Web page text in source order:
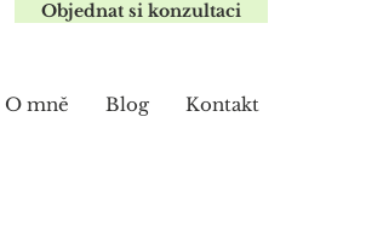
Objednat si konzultaci
O mně Blog Kontakt